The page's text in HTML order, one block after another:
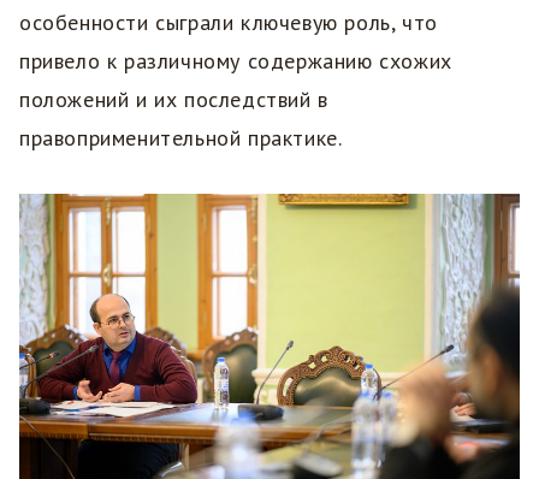
особенности сыграли ключевую роль, что
привело к различному содержанию схожих
положений и их последствий в
правоприменительной практике.